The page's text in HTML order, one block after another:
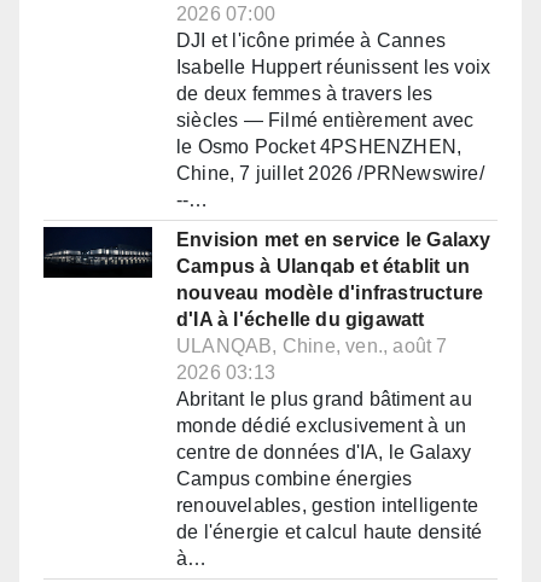
2026 07:00
DJI et l'icône primée à Cannes
Isabelle Huppert réunissent les voix
de deux femmes à travers les
siècles — Filmé entièrement avec
le Osmo Pocket 4PSHENZHEN,
Chine, 7 juillet 2026 /PRNewswire/
--…
Envision met en service le Galaxy
Campus à Ulanqab et établit un
nouveau modèle d'infrastructure
d'IA à l'échelle du gigawatt
ULANQAB, Chine, ven., août 7
2026 03:13
Abritant le plus grand bâtiment au
monde dédié exclusivement à un
centre de données d'IA, le Galaxy
Campus combine énergies
renouvelables, gestion intelligente
de l'énergie et calcul haute densité
à…